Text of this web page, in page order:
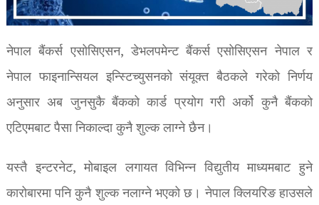
नेपाल बैंकर्स एसोसिएसन, डेभलपमेन्ट बैंकर्स एसोसिएसन नेपाल र
नेपाल फाइनान्सियल इन्स्टिच्युसनको संयूक्त बैठकले गरेको निर्णय
अनुसार अब जुनसुकै बैंकको कार्ड प्रयोग गरी अर्को कुनै बैंकको
एटिएमबाट पैसा निकाल्दा कुनै शुल्क लाग्ने छैन।
यस्तै इन्टरनेट, मोबाइल लगायत विभिन्न विद्युतीय माध्यमबाट हुने
कारोबारमा पनि कुनै शुल्क नलाग्ने भएको छ। नेपाल क्लियरिङ हाउसले